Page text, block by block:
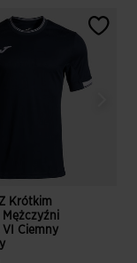
Krótkim
Mężczyźni
VI Ciemny